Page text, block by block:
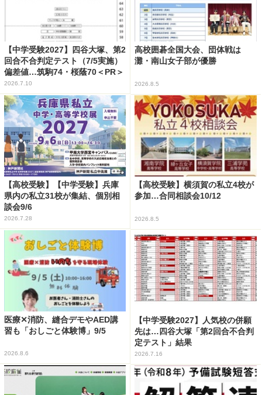
【中学受験2027】四谷大塚、第2
回合不合判定テスト（7/5実施）
偏差値…筑駒74・桜蔭70＜PR＞
2026.7.10
高校囲碁全国大会、団体戦は
灘・南山女子部が優勝
2026.8.5
【高校受験】【中学受験】兵庫
県内の私立31校が集結、個別相
談会9/6
2026.7.28
【高校受験】横須賀の私立4校が
参加…合同相談会10/12
2026.8.5
医療✕消防、縫合デモやAED講
習も「おしごと体験博」9/5
2026.8.6
【中学受験2027】人気校の併願
先は…四谷大塚「第2回合不合判
定テスト」結果
2026.7.16